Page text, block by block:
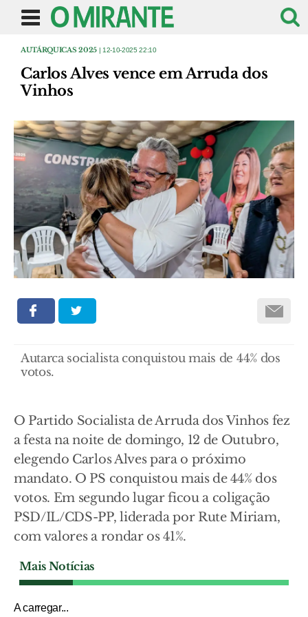
AUTÁRQUICAS 2025| 12-10-2025 22:10
Carlos Alves vence em Arruda dos
Vinhos
Autarca socialista conquistou mais de 44% dos
votos.
O Partido Socialista de Arruda dos Vinhos fez
a festa na noite de domingo, 12 de Outubro,
elegendo Carlos Alves para o próximo
mandato. O PS conquistou mais de 44% dos
votos. Em segundo lugar ficou a coligação
PSD/IL/CDS-PP, liderada por Rute Miriam,
com valores a rondar os 41%.
Mais Notícias
A carregar...